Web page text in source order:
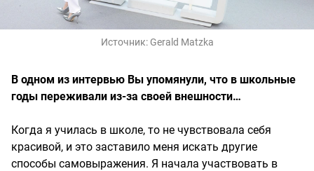
Источник: Gerald Matzka
В одном из интервью Вы упомянули, что в школьные
годы переживали из-за своей внешности…
Когда я училась в школе, то не чувствовала себя
красивой, и это заставило меня искать другие
способы самовыражения. Я начала участвовать в